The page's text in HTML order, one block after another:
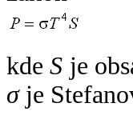
kdeS je
σje